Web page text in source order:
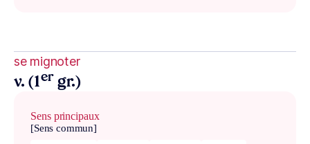
se mignoter
v. (1er gr.)
Sens principaux
[Sens commun]